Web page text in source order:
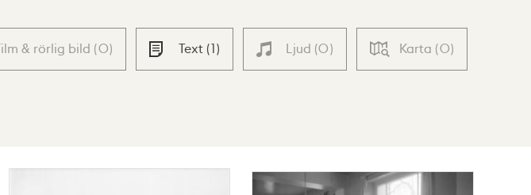
& rörlig bild (0) Text (1) Ljud (0) Karta (0)